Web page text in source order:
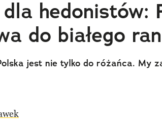
hedonistów:
do białego
jest nie tylko do różańca. My